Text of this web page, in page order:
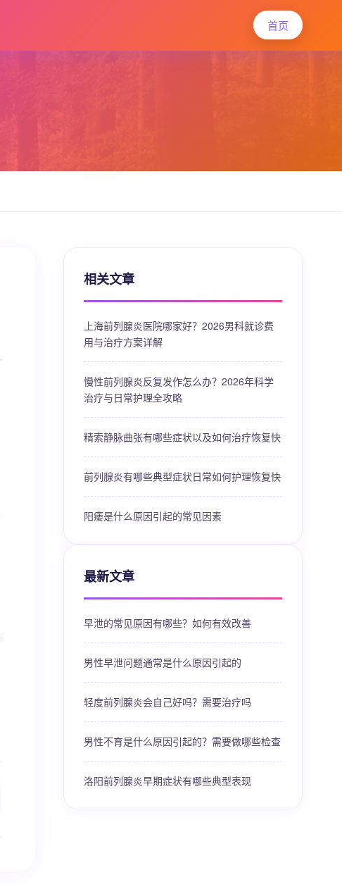
首页
相关文章
上海前列腺炎医院哪家好？2026男科就诊费
用与治疗方案详解
慢性前列腺炎反复发作怎么办？2026年科学
治疗与日常护理全攻略
精索静脉曲张有哪些症状以及如何治疗恢复快
前列腺炎有哪些典型症状日常如何护理恢复快
阳痿是什么原因引起的常见因素
最新文章
早泄的常见原因有哪些？如何有效改善
男性早泄问题通常是什么原因引起的
轻度前列腺炎会自己好吗？需要治疗吗
男性不育是什么原因引起的？需要做哪些检查
洛阳前列腺炎早期症状有哪些典型表现